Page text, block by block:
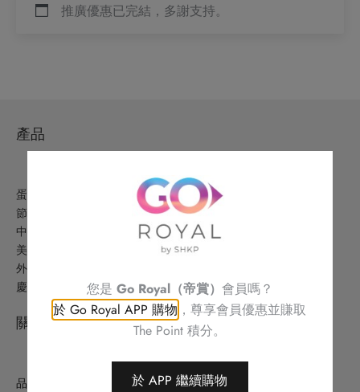
推廣優惠已完結，多謝支持。
產品
蛋糕美點
節日精選
中式美食
美酒及禮品
外賣美食及優惠
慶祝
關於
品牌故事
您是 Go Royal（帝賞） 會員嗎？
於 Go Royal APP 購物 ，尊享會員優惠並賺取
The Point 積分。
於 APP 繼續購物